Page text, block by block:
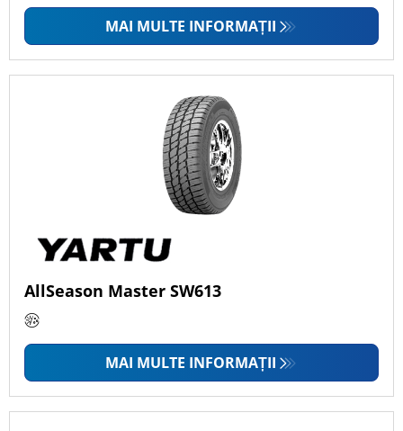
include dimensiunile principale pentru autoturisme,
autoutilitare și SUV-uri.
nevoilor esențiale ale condusului de zi cu zi, fără
costuri ridicate, oferind un nivel rezonabil de confort
Descoperiți gama de
anvelope Yartu
Gama Yartu include mai multe modele de anvelope
concepute pentru utilizarea zilnică. Gama este
destinată șoferilor care caută o soluție practică
pentru deplasările de zi cu zi, oferind aderență pe
asfalt uscat și un comportament stabil pe carosabil
umed în condiții normale de utilizare. În funcție de
MAI MULTE INFORMAȚII
AllSeason Master SW613
MAI MULTE INFORMAȚII